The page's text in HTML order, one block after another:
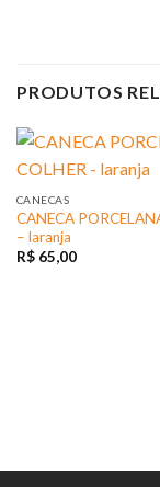
PRODUTOS
CANECAS
CANECA
– laranja
R$65,00